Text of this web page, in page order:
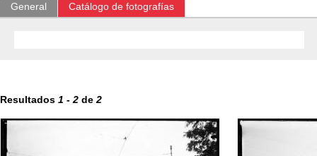
General Catálogo de fotografías
Resultados 1 - 2 de 2